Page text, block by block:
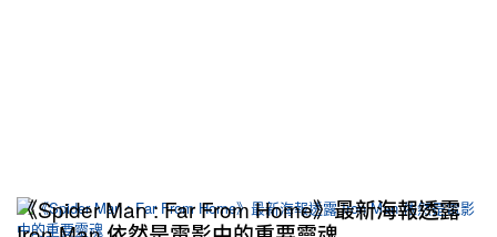
《Spider Man : Far From Home》最新海報透露